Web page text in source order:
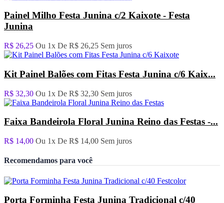
Painel Milho Festa Junina c/2 Kaixote - Festa
Junina
R$ 26,25 Ou 1x De R$ 26,25 Sem juros
Kit Painel Balões com Fitas Festa Junina c/6 Kaix...
R$ 32,30 Ou 1x De R$ 32,30 Sem juros
Faixa Bandeirola Floral Junina Reino das Festas -...
R$ 14,00 Ou 1x De R$ 14,00 Sem juros
Recomendamos para você
Porta Forminha Festa Junina Tradicional c/40